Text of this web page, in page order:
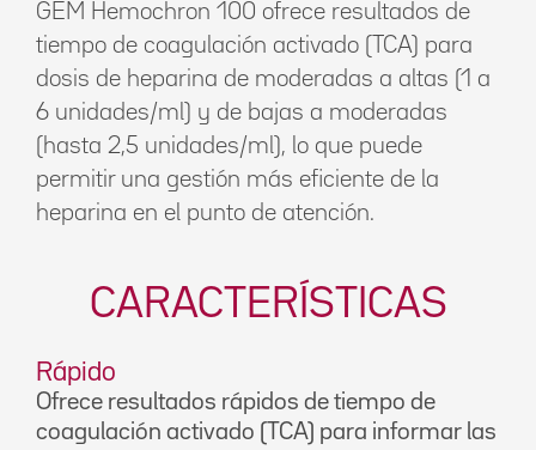
GEM Hemochron 100 ofrece resultados de
tiempo de coagulación activado (TCA) para
dosis de heparina de moderadas a altas (1 a
6 unidades/ml) y de bajas a moderadas
(hasta 2,5 unidades/ml), lo que puede
permitir una gestión más eficiente de la
heparina en el punto de atención.
CARACTERÍSTICAS
Rápido
Ofrece resultados rápidos de tiempo de
coagulación activado (TCA) para informar las